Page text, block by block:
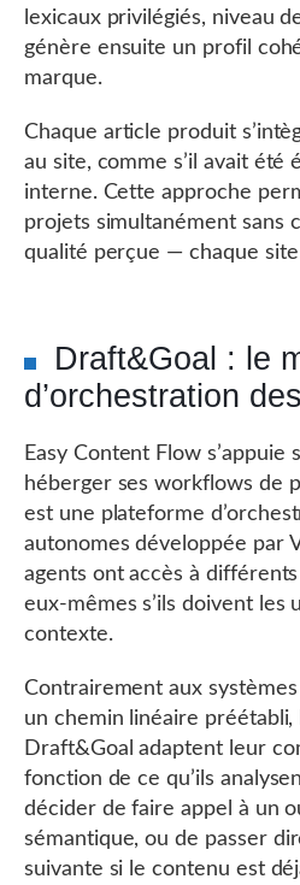
lexicaux privilégiés, niveau
génère ensuite un profil
marque.
Chaque article produit
au site, comme s’il avait été
interne. Cette approche
projets simultanément sans
qualité perçue — chaque
Draft&Goal : le
d’orchestration
Easy Content Flow
héberger ses workflows de
est une plateforme
autonomes développée par
agents ont accès à
eux-mêmes s’ils doivent les
contexte.
Contrairement aux
un chemin linéaire préétabli,
Draft&Goal adaptent leur
fonction de ce qu’ils
décider de faire appel à un
sémantique, ou de passer
suivante si le contenu est